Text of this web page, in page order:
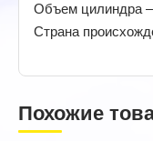
Объем цилиндра –
Страна
Похожие